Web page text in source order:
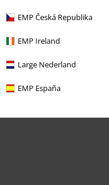
EMP Česká Republika
EMP Ireland
Large Nederland
EMP España